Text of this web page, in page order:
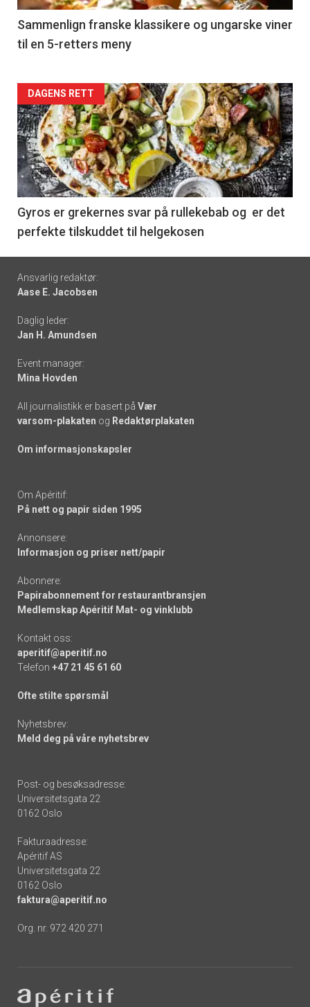
5
Sammenlign franske klassikere og ungarske viner
til en 5-retters meny
Forsiden
akkurat
nå
-
6
DAGENS RETT
Gyros er grekernes svar på rullekebab og er det
perfekte tilskuddet til helgekosen
Footer
-
links
Ansvarlig redaktør:
Aase E. Jacobsen
Daglig leder:
Jan H. Amundsen
Event manager:
Mina Hovden
All journalistikk er basert på Vær
varsom-plakaten og Redaktørplakaten
Om informasjonskapsler
Om Apéritif:
På nett og papir siden 1995
Annonsere:
Informasjon og priser nett/papir
Abonnere:
Papirabonnement for restaurantbransjen
Medlemskap Apéritif Mat- og vinklubb
Kontakt oss:
aperitif@aperitif.no
Telefon +47 21 45 61 60
Ofte stilte spørsmål
Nyhetsbrev:
Meld deg på våre nyhetsbrev
Post- og besøksadresse:
Universitetsgata 22
0162 Oslo
Fakturaadresse:
Apéritif AS
Universitetsgata 22
0162 Oslo
faktura@aperitif.no
Org. nr. 972 420 271